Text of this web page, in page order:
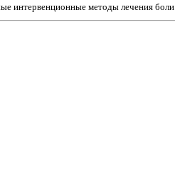
интервенционные методы лечения боли